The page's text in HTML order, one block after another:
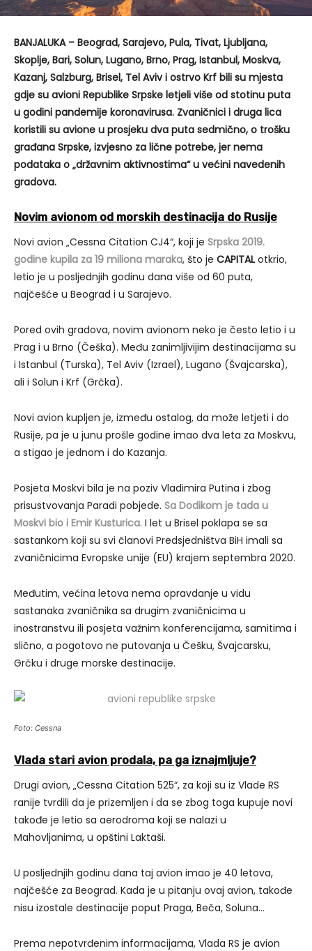
BANJALUKA – Beograd, Sarajevo, Pula, Tivat, Ljubljana,
Skoplje, Bari, Solun, Lugano, Brno, Prag, Istanbul, Moskva,
Kazanj, Salzburg, Brisel, Tel Aviv i ostrvo Krf bili su mjesta
gdje su avioni Republike Srpske letjeli više od stotinu puta
u godini pandemije koronavirusa. Zvaničnici i druga lica
koristili su avione u prosjeku dva puta sedmično, o trošku
građana Srpske, izvjesno za lične potrebe, jer nema
podataka o „državnim aktivnostima“ u većini navedenih
gradova.
Novim avionom od morskih destinacija do Rusije
Novi avion „Cessna Citation CJ4“, koji je Srpska 2019.
godine kupila za 19 miliona maraka, što je CAPITAL otkrio,
letio je u posljednjih godinu dana više od 60 puta,
najčešće u Beograd i u Sarajevo.
Pored ovih gradova, novim avionom neko je često letio i u
Prag i u Brno (Češka). Među zanimljivijim destinacijama su
i Istanbul (Turska), Tel Aviv (Izrael), Lugano (Švajcarska),
ali i Solun i Krf (Grčka).
Novi avion kupljen je, između ostalog, da može letjeti i do
Rusije, pa je u junu prošle godine imao dva leta za Moskvu,
a stigao je jednom i do Kazanja.
Posjeta Moskvi bila je na poziv Vladimira Putina i zbog
prisustvovanja Paradi pobjede. Sa Dodikom je tada u
Moskvi bio i Emir Kusturica. I let u Brisel poklapa se sa
sastankom koji su svi članovi Predsjedništva BiH imali sa
zvaničnicima Evropske unije (EU) krajem septembra 2020.
Međutim, većina letova nema opravdanje u vidu
sastanaka zvaničnika sa drugim zvaničnicima u
inostranstvu ili posjeta važnim konferencijama, samitima i
slično, a pogotovo ne putovanja u Češku, Švajcarsku,
Grčku i druge morske destinacije.
Foto: Cessna
Vlada stari avion prodala, pa ga iznajmljuje?
Drugi avion, „Cessna Citation 525“, za koji su iz Vlade RS
ranije tvrdili da je prizemljen i da se zbog toga kupuje novi
takođe je letio sa aerodroma koji se nalazi u
Mahovljanima, u opštini Laktaši.
U posljednjih godinu dana taj avion imao je 40 letova,
najčešće za Beograd. Kada je u pitanju ovaj avion, takođe
nisu izostale destinacije poput Praga, Beča, Soluna…
Prema nepotvrđenim informacijama, Vlada RS je avion